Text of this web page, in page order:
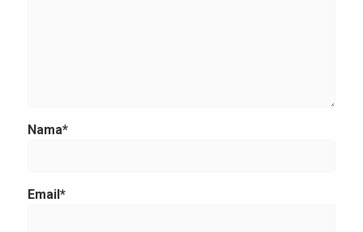
Nama*
Email*